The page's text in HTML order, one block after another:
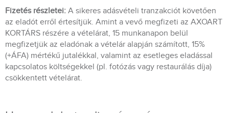
Fizetés részletei: A sikeres adásvételi tranzakciót követően
az eladót erről értesítjük. Amint a vevő megfizeti az AXOART
KORTÁRS részére a vételárat, 15 munkanapon belül
megfizetjük az eladónak a vételár alapján számított, 15%
(+ÁFA) mértékű jutalékkal, valamint az esetleges eladással
kapcsolatos költségekkel (pl. fotózás vagy restaurálás díja)
csökkentett vételárat.